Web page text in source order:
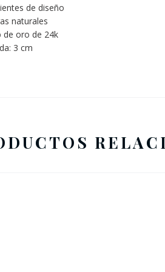
de diseño
naturales
de oro de 24k
3 cm